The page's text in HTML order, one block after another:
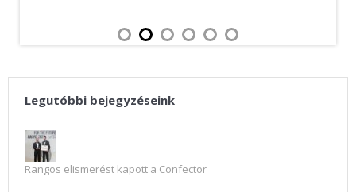
Legutóbbi bejegyzéseink
Rangos elismerést kapott a Confector